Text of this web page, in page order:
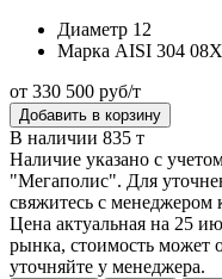
Диаметр 12
Марка AISI 304
от 330 500 руб/т
Добавить в корзину
В наличии 835 т
Наличие указано с
"Мегаполис". Для
свяжитесь с менеджером
Цена актуальная на 25
рынка, стоимость может
уточняйте у менеджера.